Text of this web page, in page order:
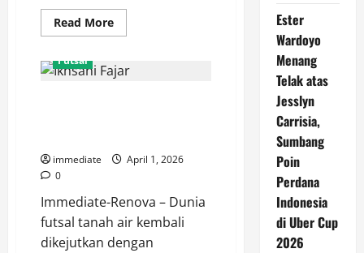
Read MoreRead
more
Aliefian
dan
Profesional
Futsal
immediate
April 1, 2026
0
Immediate-Renova – Dunia
futsal tanah air kembali
dikejutkan dengan
Ester
Wardoyo
Menang
Telak atas
Jesslyn
Carrisia,
Sumbang
Poin
Perdana
Indonesia
di Uber Cup
2026